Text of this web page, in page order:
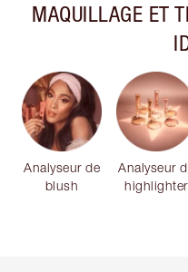
MAQUILLAGE ET
Analyseur de
blush
Analyseur
highlighter